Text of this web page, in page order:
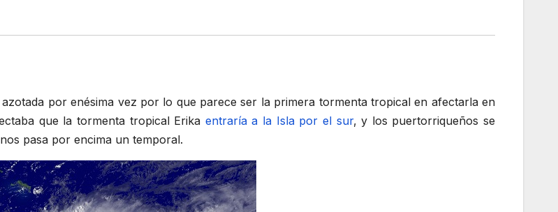
por enésima vez por lo que parece ser la primera tormenta tropical en afectarla en
que la tormenta tropical Erika entraría a la Isla por el sur, y los puertorriqueños se
pasa por encima un temporal.